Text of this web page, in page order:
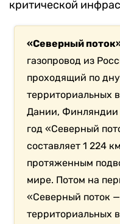
критической
«Северный
газопровод из
проходящий по
территориальных
Дании, Финляндии
год «Северный
составляет 1 224
протяженным
мире. Потом на
«Северный поток
территориальных